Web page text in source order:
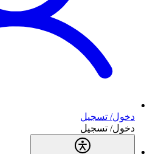
دخول/ تسجيل
دخول/ تسجيل